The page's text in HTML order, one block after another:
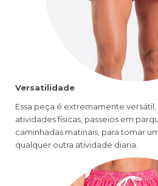
Versatilidade
Essa peça é extremamente
atividades físicas, passeios em
caminhadas matinais, para tomar
qualquer outra atividade diaria.